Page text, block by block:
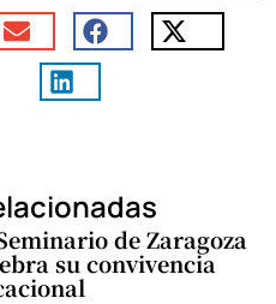
de Zaragoza
su convivencia